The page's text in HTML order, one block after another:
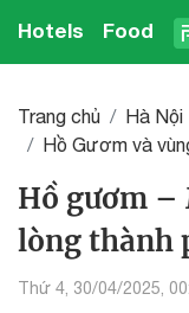
Hotels Food
Trang chủ Hà Nội
Hồ Gươm và
Hồ gươm –
lòng thành
Thứ 4, 30/04/2025,